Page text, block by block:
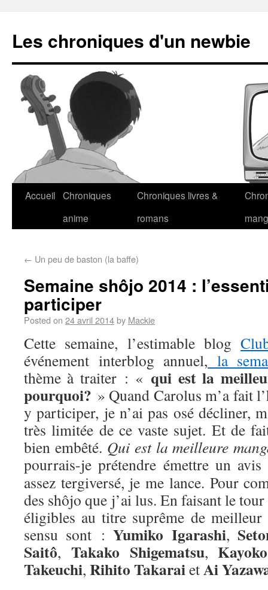
Les chroniques d'un newbie
Accueil Chroniques
anime
Chroniques livres &
romans
← Un peu de baston (la baffe)
Semaine shôjo 2014 :
participer
Posted on 24 avril 2014by Mackie
Cette semaine, l’estimable blog
événement interblog annuel, la
thème à traiter : « qui est la
pourquoi? » Quand Carolus m’a fait
y participer, je n’ai pas osé décliner,
très limitée de ce vaste sujet. Et de
bien embêté. Qui est la meilleure
pourrais-je prétendre émettre un
assez tergiversé, je me lance. Pour
des shôjo que j’ai lus. En faisant le tour
éligibles au titre suprême de
sensu sont :Yumiko Igarashi,
Saitô, Takako Shigematsu,Kayoko
Takeuchi, Rihito TakaraietAi